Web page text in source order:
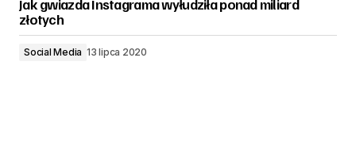
Jak gwiazda Instagrama wyłudziła ponad miliard
złotych
Social Media 13 lipca 2020